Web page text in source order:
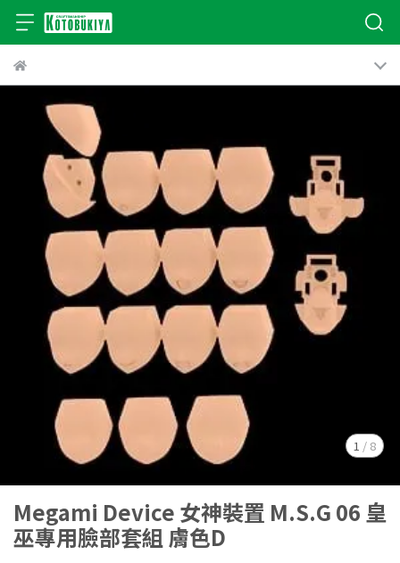
1 / 8
Megami Device 女神裝置 M.S.G 06 皇
巫專用臉部套組 膚色D